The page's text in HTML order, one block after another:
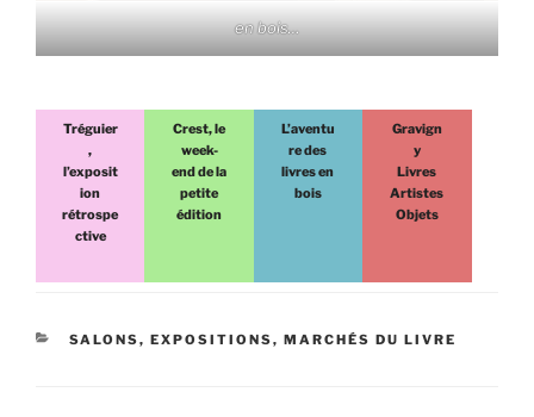
en bois…
Tréguier
,
l’exposit
ion
rétrospe
ctive
Crest, le
week-
end de la
petite
édition
L’aventu
re des
livres en
bois
Gravign
y
Livres
Artistes
Objets
CATÉGORIES
SALONS, EXPOSITIONS, MARCHÉS DU LIVRE